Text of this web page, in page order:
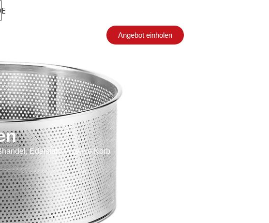
Angebot einholen
Edelstahl Friteuse Korb